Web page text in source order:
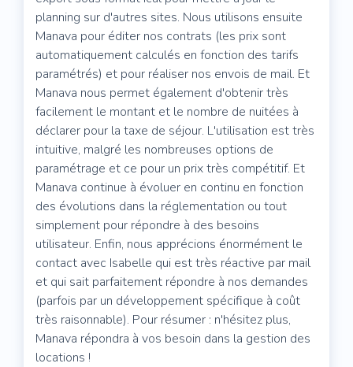
planning sur d'autres sites. Nous utilisons ensuite
Manava pour éditer nos contrats (les prix sont
automatiquement calculés en fonction des tarifs
paramétrés) et pour réaliser nos envois de mail. Et
Manava nous permet également d'obtenir très
facilement le montant et le nombre de nuitées à
déclarer pour la taxe de séjour. L'utilisation est très
intuitive, malgré les nombreuses options de
paramétrage et ce pour un prix très compétitif. Et
Manava continue à évoluer en continu en fonction
des évolutions dans la réglementation ou tout
simplement pour répondre à des besoins
utilisateur. Enfin, nous apprécions énormément le
contact avec Isabelle qui est très réactive par mail
et qui sait parfaitement répondre à nos demandes
(parfois par un développement spécifique à coût
très raisonnable). Pour résumer : n'hésitez plus,
Manava répondra à vos besoin dans la gestion des
locations !